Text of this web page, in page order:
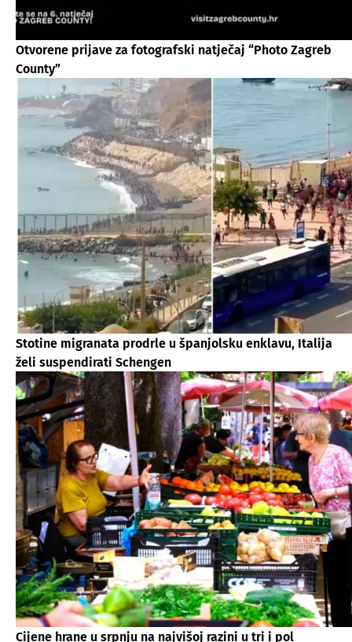
Otvorene prijave za fotografski natječaj “Photo Zagreb
County”
Stotine migranata prodrle u španjolsku enklavu, Italija
želi suspendirati Schengen
Cijene hrane u srpnju na najvišoj razini u tri i pol